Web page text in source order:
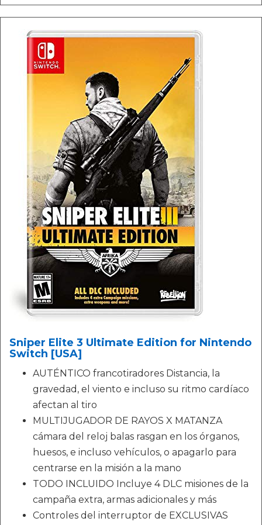
Sniper Elite 3 Ultimate Edition for Nintendo
Switch [USA]
AUTÉNTICO francotiradores Distancia, la
gravedad, el viento e incluso su ritmo cardíaco
afectan al tiro
MULTIJUGADOR DE RAYOS X MATANZA
cámara del reloj balas rasgan en los órganos,
huesos, e incluso vehículos, o apagarlo para
centrarse en la misión a la mano
TODO INCLUIDO Incluye 4 DLC misiones de la
campaña extra, armas adicionales y más
Controles del interruptor de EXCLUSIVAS